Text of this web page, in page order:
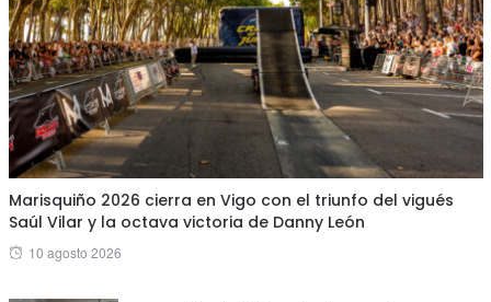
Marisquiño 2026 cierra en Vigo con el triunfo del vigués
Saúl Vilar y la octava victoria de Danny León
Posted
10 agosto 2026